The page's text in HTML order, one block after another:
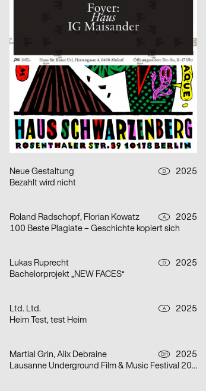
Danke Andreas
Michel Domeisen, Emily Horrolt, Hannah Klarer CH
2025
Dario Argento, Filmpodium Zürich
Neue Gestaltung D
2025
Die unendliche Geschichte
Neue Gestaltung D
2025
Bezahlt wird nicht
Roland Radschopf, Florian Kowatz A
2025
100 Beste Plagiate – Geschichte kopiert sich
Lukas Ruprecht D
2025
Bachelorprojekt „NEW FACES“
Ltd. Ltd. A
2025
Heim Test, test Heim
Martial Grin, Alix Debraine CH
2025
Lausanne Underground Film & Music Festival 2025